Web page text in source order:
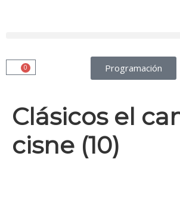
Programación
0
Clásicos el
cisne (10)